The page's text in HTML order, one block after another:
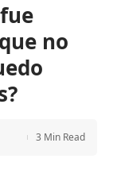
no
3 Min Read